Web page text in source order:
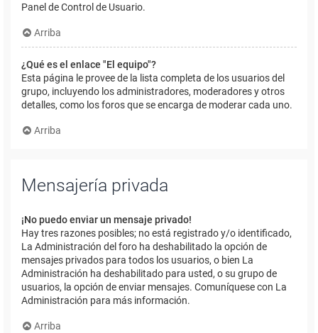
Panel de Control de Usuario.
Arriba
¿Qué es el enlace "El equipo"?
Esta página le provee de la lista completa de los usuarios del
grupo, incluyendo los administradores, moderadores y otros
detalles, como los foros que se encarga de moderar cada uno.
Arriba
Mensajería privada
¡No puedo enviar un mensaje privado!
Hay tres razones posibles; no está registrado y/o identificado,
La Administración del foro ha deshabilitado la opción de
mensajes privados para todos los usuarios, o bien La
Administración ha deshabilitado para usted, o su grupo de
usuarios, la opción de enviar mensajes. Comuníquese con La
Administración para más información.
Arriba